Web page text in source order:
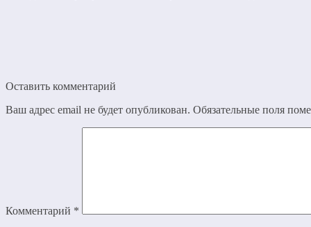
Оставить комментарий
Ваш адрес email не будет опубликован. Обязательные поля
Комментарий *